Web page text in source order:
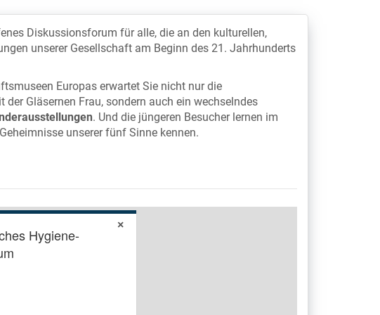
Diskussionsforum für alle, die an den kulturellen,
unserer Gesellschaft am Beginn des 21. Jahrhunderts
Europas erwartet Sie nicht nur die
der Gläsernen Frau, sondern auch ein wechselndes
. Und die jüngeren Besucher lernen im
unserer fünf Sinne kennen.
Hygiene-
×